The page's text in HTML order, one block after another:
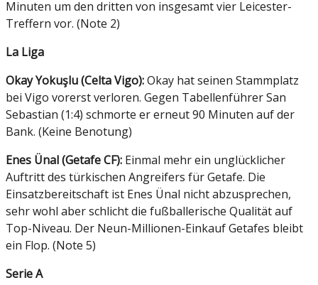
Minuten um den dritten von insgesamt vier Leicester-
Treffern vor. (Note 2)
La Liga
Okay Yokuşlu (Celta Vigo):Okay hat seinen Stammplatz
bei Vigo vorerst verloren. Gegen Tabellenführer San
Sebastian (1:4) schmorte er erneut 90 Minuten auf der
Bank. (Keine Benotung)
Enes Ünal (Getafe CF): Einmal mehr ein unglücklicher
Auftritt des türkischen Angreifers für Getafe. Die
Einsatzbereitschaft ist Enes Ünal nicht abzusprechen,
sehr wohl aber schlicht die fußballerische Qualität auf
Top-Niveau. Der Neun-Millionen-Einkauf Getafes bleibt
ein Flop. (Note 5)
Serie A